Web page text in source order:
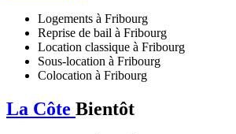
Logements à Fribourg
Reprise de bail à Fribourg
Location classique à Fribourg
Sous-location à Fribourg
Colocation à Fribourg
La Côte Bientôt